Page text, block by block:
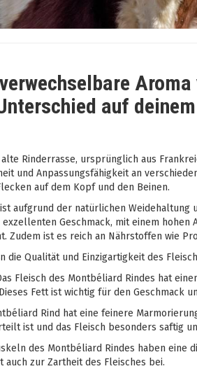
auf
Rinderrasse, ursprünglich aus
und Anpassungsfähigkeit an
auf dem Kopf und den Beinen.
aufgrund der natürlichen Weidehaltung
Geschmack, mit einem
Zudem ist es reich an Nährstoffen wie
die Qualität und Einzigartigkeit des
Fleisch des Montbéliard Rindes hat
Fett ist wichtig für den Geschmack
Rind hat eine feinere
ist und das Fleisch besonders saftig
des Montbéliard Rindes haben
auch zur Zartheit des Fleisches bei.